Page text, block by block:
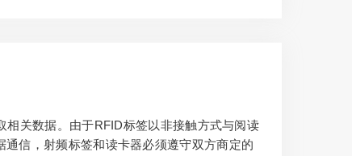
关数据。由于RFID标签以非接触方式与阅读
信，射频标签和读卡器必须遵守双方商定的